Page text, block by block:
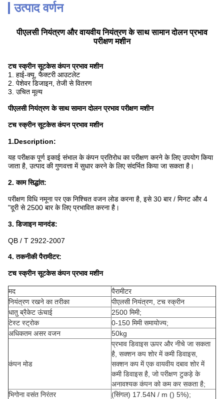
उत्पाद वर्णन
पीएलसी नियंत्रण और वायवीय नियंत्रण के साथ सामान दोलन प्रभाव
परीक्षण मशीन
टच स्क्रीन सूटकेस कंपन प्रभाव मशीन
1. हाई-क्यू, फैक्टरी आउटलेट
2. पेशेवर डिजाइन, तेजी से वितरण
3. उचित मूल्य
पीएलसी नियंत्रण के साथ सामान दोलन प्रभाव परीक्षण मशीन
टच स्क्रीन सूटकेस कंपन प्रभाव मशीन
1.Description:
यह परीक्षक पूर्ण इकाई संभाल के कंपन प्रतिरोध का परीक्षण करने के लिए उपयोग किया
जाता है, उत्पाद की गुणवत्ता में सुधार करने के लिए संदर्भित किया जा सकता है।
2. काम सिद्धांत:
परीक्षण विधि नमूना पर एक निश्चित वजन लोड करना है, इसे 30 बार / मिनट और 4
"दूरी से 2500 बार के लिए प्रभावित करना है।
3. डिजाइन मानदंड:
QB / T 2922-2007
4. तकनीकी पैरामीटर:
टच स्क्रीन सूटकेस कंपन प्रभाव मशीन
मद
पैरामीटर
नियंत्रण रखने का तरीका
पीएलसी नियंत्रण, टच स्क्रीन
धातु ब्रैकेट ऊंचाई
2500 मिमी;
टेस्ट स्ट्रोक
0-150 मिमी समायोज्य;
अधिकतम असर वजन
50kg
कंपन मोड
प्रभाव डिवाइस ऊपर और नीचे जा सकता
है, सक्शन कप शोर में कमी डिवाइस,
सक्शन कप में एक वायवीय दबाव शोर में
कमी डिवाइस है, जो परीक्षण टुकड़े के
अनावश्यक कंपन को कम कर सकता है;
भिगोना वसंत निरंतर
(सिंगल) 17.54N / m () 5%);